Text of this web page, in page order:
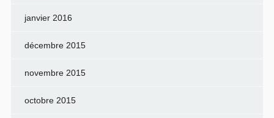
janvier 2016
décembre 2015
novembre 2015
octobre 2015